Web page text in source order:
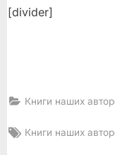
[divider]
Книги наших
Tags:
Книги наших